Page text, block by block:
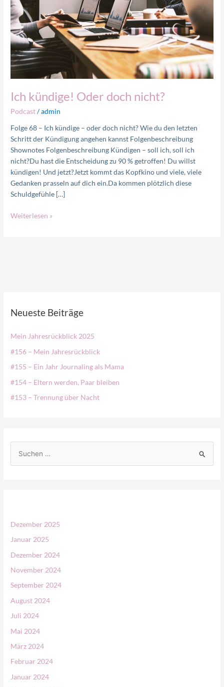
Ich kündige! Oder doch nicht?
Podcast/admin
Folge 68 – Ich kündige – oder doch nicht? Wie du den letzten
Schritt der Kündigung angehen kannst Folgenbeschreibung
Shownotes Folgenbeschreibung Kündigen – soll ich, soll ich
nicht?Du hast die Entscheidung zu 90 % getroffen! Du willst
kündigen! Und jetzt?Jetzt kommt das Kopfkino und viele, viele
Gedanken prasseln auf dich ein.Da kommen plötzlich diese
Schuldgefühle […]
nicht?
Weiterlesen »
Neueste Beiträge
Mein Jahresrückblick 2025
#156 – Mein Jahresrückblick
#155 – Ein Jahr Journaling als Mama
#154 – Eltern werden, Paar bleiben
#153 – Trennung über Nacht
n
n
Dezember 2025
Januar 2025
Dezember 2024
November 2024
September 2024
August 2024
Juli 2024
Mai 2024
März 2024
Februar 2024
Januar 2024